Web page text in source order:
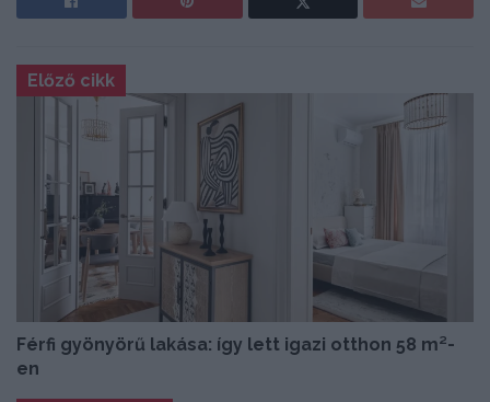
Előző cikk
Férfi gyönyörű lakása: így lett igazi otthon 58 m²-
en